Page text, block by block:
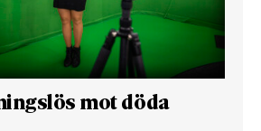
mot döda